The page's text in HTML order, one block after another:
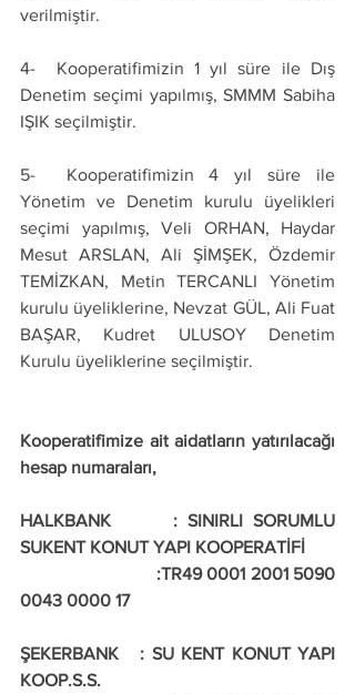
verilmiştir.
4-  Kooperatifimizin 1 yıl süre ile Dış
Denetim seçimi yapılmış, SMMM Sabiha
IŞIK seçilmiştir.
5-  Kooperatifimizin 4 yıl süre ile
Yönetim ve Denetim kurulu üyelikleri
seçimi yapılmış, Veli ORHAN, Haydar
Mesut ARSLAN, Ali ŞİMŞEK, Özdemir
TEMİZKAN, Metin TERCANLI Yönetim
kurulu üyeliklerine, Nevzat GÜL, Ali Fuat
BAŞAR, Kudret ULUSOY Denetim
Kurulu üyeliklerine seçilmiştir.
Kooperatifimize ait aidatların yatırılacağı
hesap numaraları,
HALKBANK      : SINIRLI SORUMLU
SUKENT KONUT YAPI KOOPERATİFİ
0043 0000 17
ŞEKERBANK   : SU KENT KONUT YAPI
KOOP.S.S.